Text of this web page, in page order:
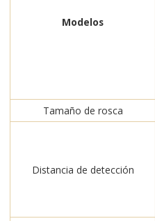
Modelos
Tamaño de rosca
Distancia de detección